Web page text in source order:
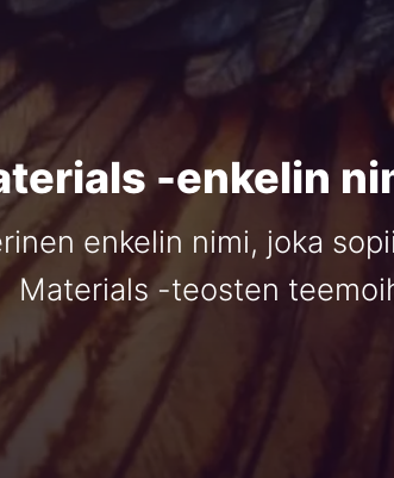
-enkelin
enkelin nimi, joka
Materials -teosten